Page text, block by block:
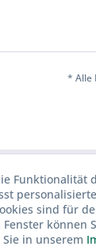
* Alle
sind für
können
in unserem